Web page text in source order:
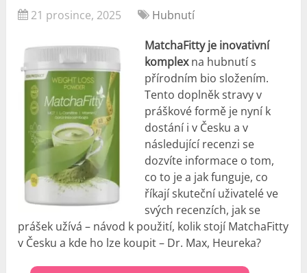
21 prosince, 2025
Hubnutí
MatchaFitty je inovativní
komplexna hubnutí s
přírodním bio složením.
Tento doplněk stravy v
práškové formě je nyní k
dostání i v Česku a v
následující recenzi se
dozvíte informace o tom,
co to je a jak funguje, co
říkají skuteční uživatelé ve
svých recenzích, jak se
prášek užívá – návod k použití, kolik stojí MatchaFitty
v Česku a kde ho lze koupit – Dr. Max, Heureka?